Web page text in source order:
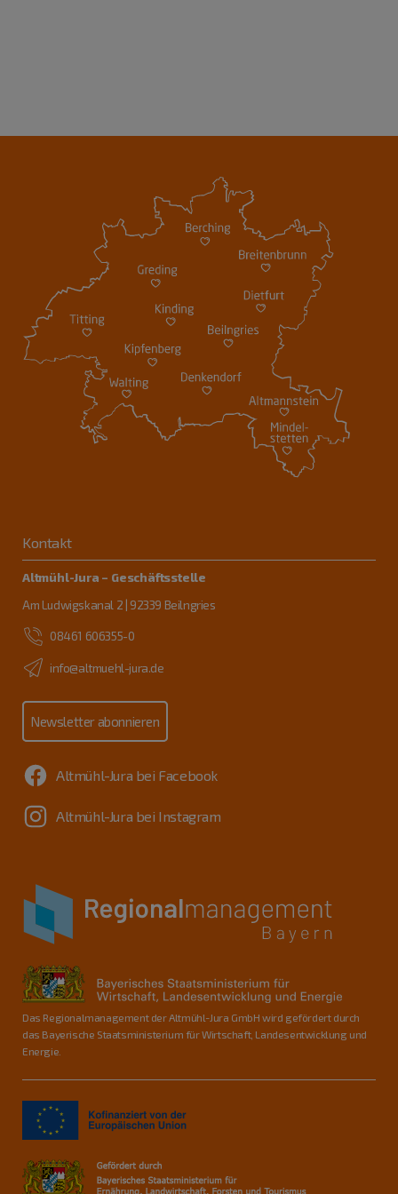
Kontakt
Altmühl-Jura – Geschäftsstelle
Am Ludwigskanal 2 | 92339 Beilngries
08461 606355-0
info@altmuehl-jura.de
Newsletter abonnieren
Altmühl-Jura bei Facebook
Altmühl-Jura bei Instagram
Das Regionalmanagement der Altmühl-Jura GmbH wird gefördert durch
das Bayerische Staatsministerium für Wirtschaft, Landesentwicklung und
Energie.